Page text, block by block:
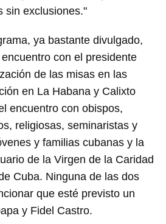
sin exclusiones."
ya bastante divulgado,
con el presidente
de las misas en las
en La Habana y Calixto
encuentro con obispos,
religiosas, seminaristas y
y familias cubanas y la
de la Virgen de la Caridad
Cuba. Ninguna de las dos
que esté previsto un
y Fidel Castro.